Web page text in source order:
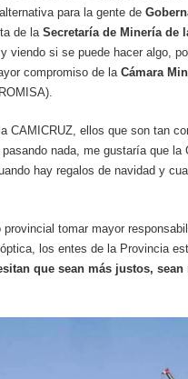
para la gente de
de laSecretaría de Minería de
viendo si se puede hacer algo,
compromiso de la Cámara
CAMICRUZ, ellos que son tan
nada, me gustaría que
hay regalos de navidad y
tomar mayor
los entes de la Provincia
que sean más justos,